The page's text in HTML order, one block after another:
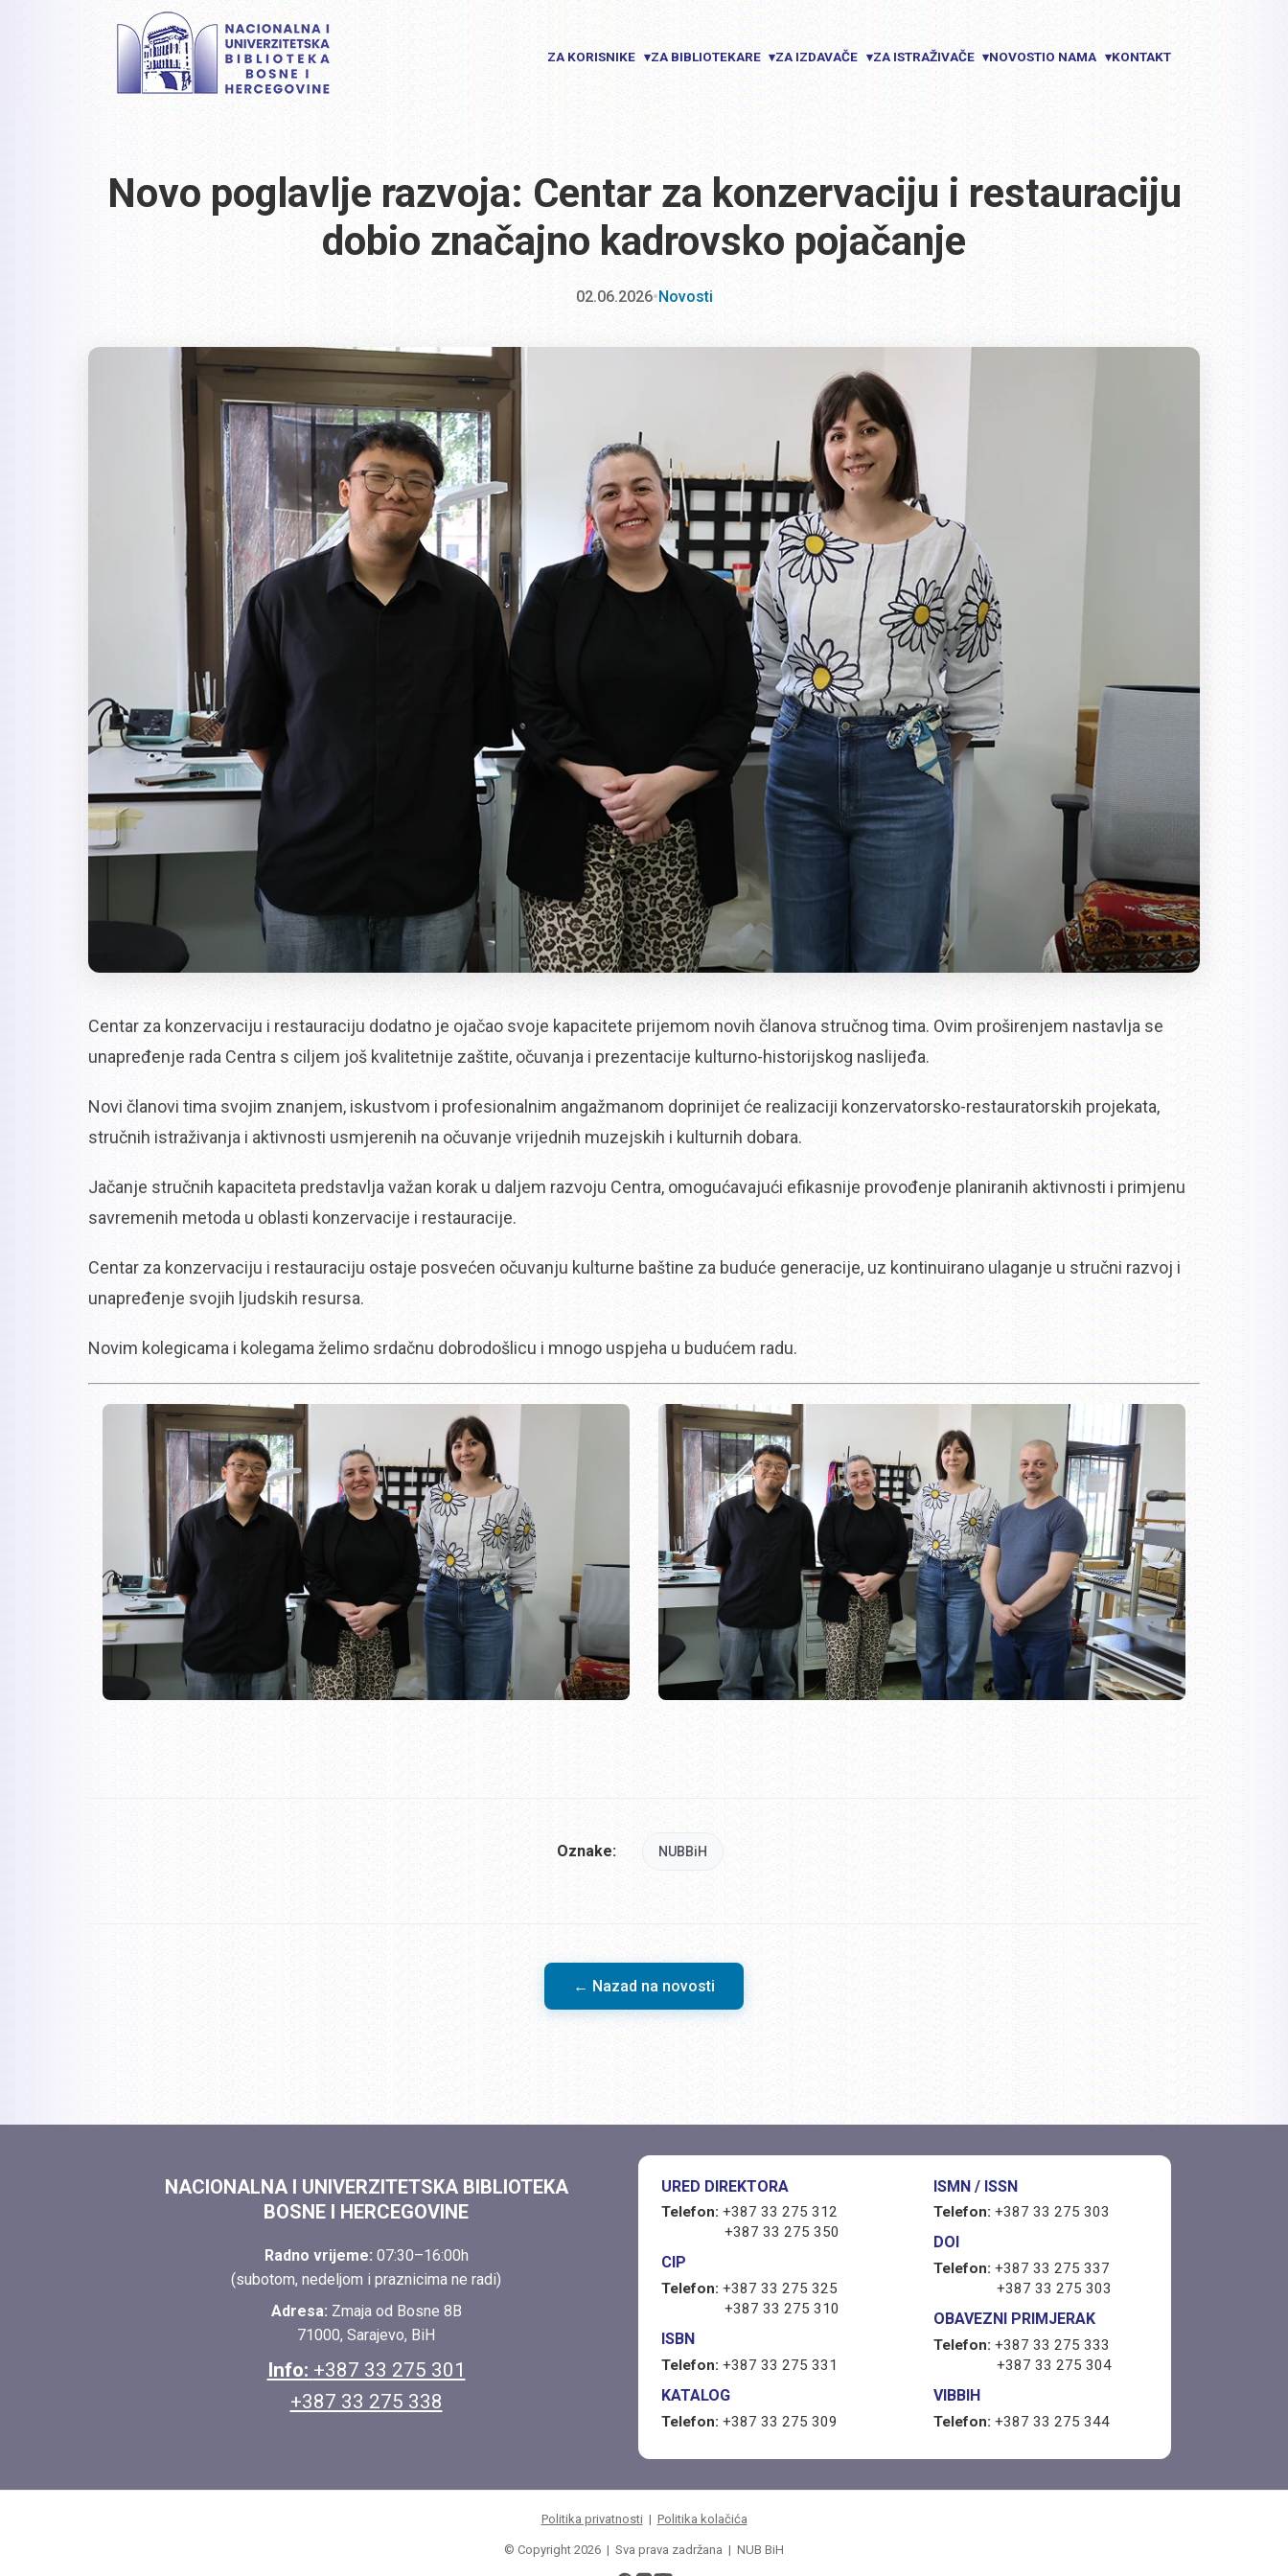
ZA KORISNIKE ▾ZA BIBLIOTEKARE ▾ZA IZDAVAČE ▾ZA ISTRAŽIVAČE ▾NOVOSTIO NAMA ▾KONTAKT
Novo poglavlje razvoja: Centar za konzervaciju i restauraciju
dobio značajno kadrovsko pojačanje
02.06.2026•Novosti
Centar za konzervaciju i restauraciju dodatno je ojačao svoje kapacitete prijemom novih članova stručnog tima. Ovim proširenjem nastavlja se
unapređenje rada Centra s ciljem još kvalitetnije zaštite, očuvanja i prezentacije kulturno-historijskog naslijeđa.
Novi članovi tima svojim znanjem, iskustvom i profesionalnim angažmanom doprinijet će realizaciji konzervatorsko-restauratorskih projekata,
stručnih istraživanja i aktivnosti usmjerenih na očuvanje vrijednih muzejskih i kulturnih dobara.
Jačanje stručnih kapaciteta predstavlja važan korak u daljem razvoju Centra, omogućavajući efikasnije provođenje planiranih aktivnosti i primjenu
savremenih metoda u oblasti konzervacije i restauracije.
Centar za konzervaciju i restauraciju ostaje posvećen očuvanju kulturne baštine za buduće generacije, uz kontinuirano ulaganje u stručni razvoj i
unapređenje svojih ljudskih resursa.
Novim kolegicama i kolegama želimo srdačnu dobrodošlicu i mnogo uspjeha u budućem radu.
Oznake: NUBBiH
← Nazad na novosti
NACIONALNA I UNIVERZITETSKA BIBLIOTEKA
BOSNE I HERCEGOVINE
Radno vrijeme: 07:30–16:00h
(subotom, nedeljom i praznicima ne radi)
Adresa: Zmaja od Bosne 8B
71000, Sarajevo, BiH
Info: +387 33 275 301
+387 33 275 338
URED DIREKTORA
Telefon: +387 33 275 312
+387 33 275 350
CIP
Telefon: +387 33 275 325
+387 33 275 310
ISBN
Telefon: +387 33 275 331
KATALOG
Telefon: +387 33 275 309
ISMN / ISSN
Telefon: +387 33 275 303
DOI
Telefon: +387 33 275 337
+387 33 275 303
OBAVEZNI PRIMJERAK
Telefon: +387 33 275 333
+387 33 275 304
VIBBIH
Telefon: +387 33 275 344
Politika privatnosti | Politika kolačića
© Copyright 2026 | Sva prava zadržana | NUB BiH